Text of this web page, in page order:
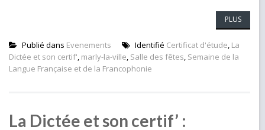
PLUS
Publié dans Evenements Identifié Certificat d'étude, La
Dictée et son certif', marly-la-ville, Salle des fêtes, Semaine de la
Langue Française et de la Francophonie
La Dictée et son certif’ :